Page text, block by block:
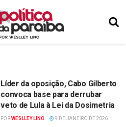
Líder da oposição, Cabo Gilberto
convoca base para derrubar
veto de Lula à Lei da Dosimetria
PORWESLLEY LINO 9 DE JANEIRO DE 2026